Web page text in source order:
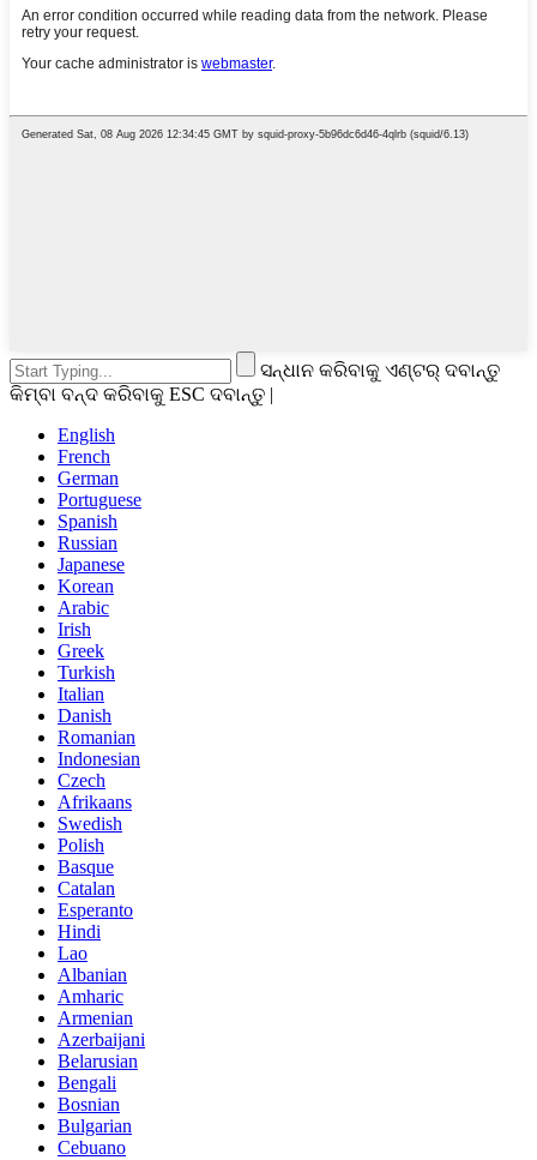
ସନ୍ଧାନ କରିବାକୁ ଏଣ୍ଟର୍ ଦବାନ୍ତୁ
କିମ୍ବା ବନ୍ଦ କରିବାକୁ ESC ଦବାନ୍ତୁ |
English
French
German
Portuguese
Spanish
Russian
Japanese
Korean
Arabic
Irish
Greek
Turkish
Italian
Danish
Romanian
Indonesian
Czech
Afrikaans
Swedish
Polish
Basque
Catalan
Esperanto
Hindi
Lao
Albanian
Amharic
Armenian
Azerbaijani
Belarusian
Bengali
Bosnian
Bulgarian
Cebuano